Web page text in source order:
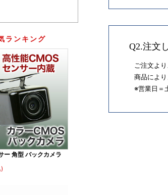
Q2.注文
ご注文よ
商品によ
※営業日＝
ランキング
ー 角型 バックカメラ